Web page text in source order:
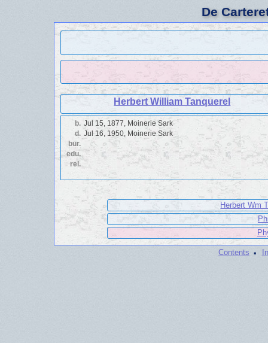
De
Herbert William Tanquerel
b. Jul 15, 1877, Moinerie Sark
d. Jul 16, 1950, Moinerie Sark
bur.
edu.
rel.
Herbert Wm
Contents ·